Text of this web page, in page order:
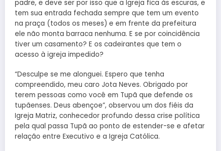
padre, e deve ser por isso que a Igreja fica às escuras, e
tem sua entrada fechada sempre que tem um evento
na praça (todos os meses) e em frente da prefeitura
ele não monta barraca nenhuma. E se por coincidência
tiver um casamento? E os cadeirantes que tem o
acesso à igreja impedido?
“Desculpe se me alonguei. Espero que tenha
compreendido, meu caro Jota Neves. Obrigado por
terem pessoas como você em Tupã que defende os
tupãenses. Deus abençoe”, observou um dos fiéis da
Igreja Matriz, conhecedor profundo dessa crise política
pela qual passa Tupã ao ponto de estender-se e afetar
relação entre Executivo e a Igreja Católica.